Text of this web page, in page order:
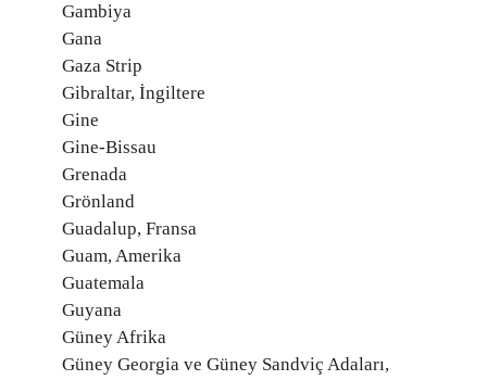
Gambiya
Gana
Gaza Strip
Gibraltar, İngiltere
Gine
Gine-Bissau
Grenada
Grönland
Guadalup, Fransa
Guam, Amerika
Guatemala
Guyana
Güney Afrika
Güney Georgia ve Güney Sandviç Adaları,